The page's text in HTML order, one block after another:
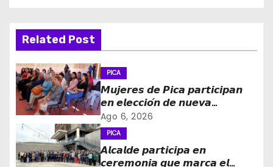
c
i
ó
n
d
Related Post
PICA
𝙈𝙪𝙟𝙚𝙧𝙚𝙨 𝙙𝙚 𝙋𝙞𝙘𝙖 𝙥𝙖𝙧𝙩𝙞𝙘𝙞𝙥𝙖𝙣
𝙚𝙣 𝙚𝙡𝙚𝙘𝙘𝙞𝙤́𝙣 𝙙𝙚 𝙣𝙪𝙚𝙫𝙖
𝙙𝙞𝙧𝙚𝙘𝙩𝙞𝙫𝙖 𝙙𝙚 𝙡𝙖 𝙈𝙚𝙨𝙖 𝙙𝙚 𝙡𝙖
𝙈𝙪𝙟𝙚𝙧 𝙍𝙪𝙧𝙖𝙡 𝙚 𝙄𝙣𝙙𝙞́𝙜𝙚𝙣𝙖
Ago 6, 2026
PICA
𝘼𝙡𝙘𝙖𝙡𝙙𝙚 𝙥𝙖𝙧𝙩𝙞𝙘𝙞𝙥𝙖 𝙚𝙣
𝙘𝙚𝙧𝙚𝙢𝙤𝙣𝙞𝙖 𝙦𝙪𝙚 𝙢𝙖𝙧𝙘𝙖 𝙚𝙡